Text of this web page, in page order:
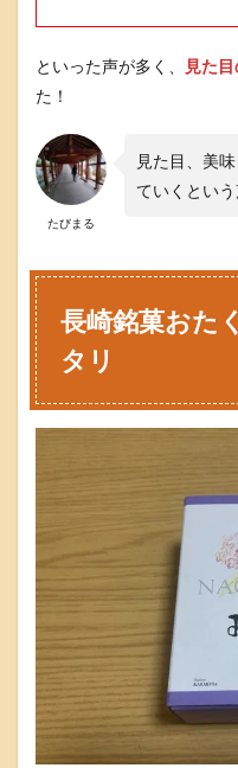
といった声が多く、 見た
た！
たびまる
見た目、美
ていくとい
長崎銘菓おた
タリ